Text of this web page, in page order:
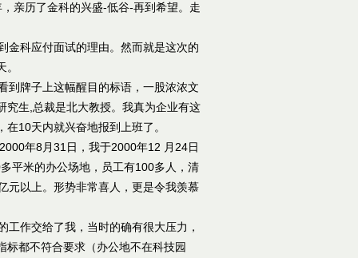
亲历了金科的兴盛-低谷-再到希望。走
科应付面试的理由。然而就是这次的
牌子上这幅醒目的标语，一股浓浓文
究生,总裁是北大教授。我真为企业有这
10天内就兴奋地报到上班了。
年8月31日，我于2000年12 月24日
平米的办公场地，员工有100多人，清
元以上。形势非常喜人，更是令我羡慕
作交给了我，当时的确有很大压力，
都不符合要求（办公地不在科技园